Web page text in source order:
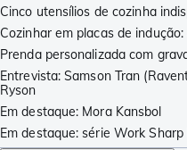
Cinco utensílios de cozinha
Cozinhar em placas de
Prenda personalizada com
Entrevista: Samson Tran
Ryson
Em destaque: Mora Kansbol
Em destaque: série Work